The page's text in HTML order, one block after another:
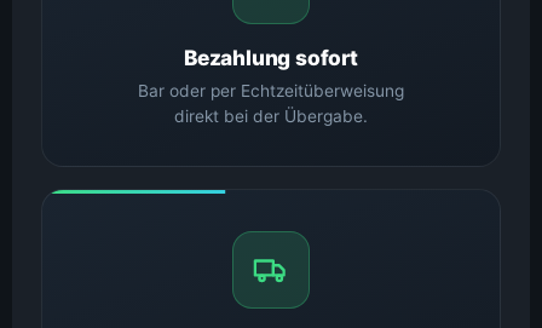
Bezahlung sofort
Bar oder per Echtzeitüberweisung
direkt bei der Übergabe.